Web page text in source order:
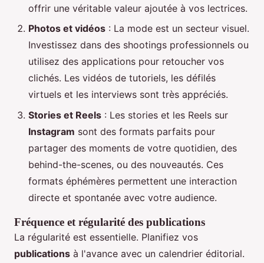
offrir une véritable valeur ajoutée à vos lectrices.
Photos et vidéos : La mode est un secteur visuel.
Investissez dans des shootings professionnels ou
utilisez des applications pour retoucher vos
clichés. Les vidéos de tutoriels, les défilés
virtuels et les interviews sont très appréciés.
Stories et Reels : Les stories et les Reels sur
Instagram sont des formats parfaits pour
partager des moments de votre quotidien, des
behind-the-scenes, ou des nouveautés. Ces
formats éphémères permettent une interaction
directe et spontanée avec votre audience.
Fréquence et régularité des publications
La régularité est essentielle. Planifiez vos
publications à l'avance avec un calendrier éditorial.